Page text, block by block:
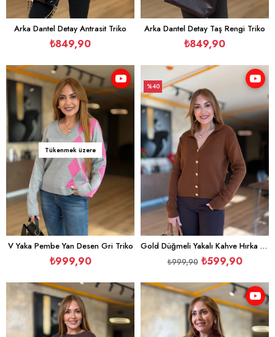
Arka Dantel Detay Antrasit Triko
₺849,90
Arka Dantel Detay Taş Rengi Triko
₺849,90
Tükenmek üzere
V Yaka Pembe Yan Desen Gri Triko
₺999,90
Gold Düğmeli Yakalı Kahve Hırka Triko
₺599,90
₺999,90
%40
İndirim
%40İndirim